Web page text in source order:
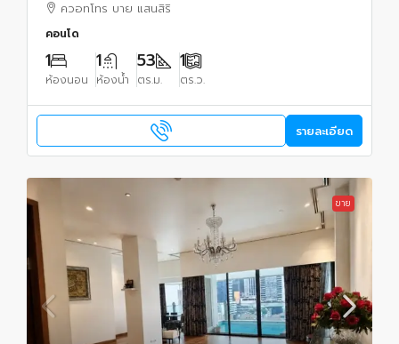
ควอทโทร บาย แสนสิริ
คอนโด
1
ห้องนอน
1
ห้องน้ำ
53
ตร.ม.
1
ตร.ว.
รายละเอียด
ขาย